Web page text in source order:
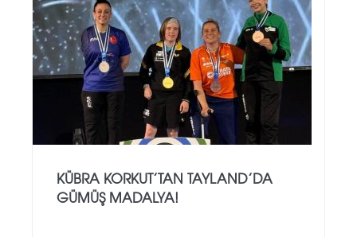
KÜBRA KORKUT’TAN TAYLAND’DA
GÜMÜŞ MADALYA!